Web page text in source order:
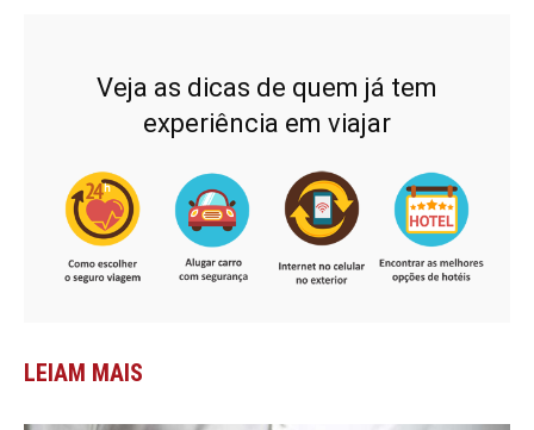
Veja as dicas de quem já tem
experiência em viajar
LEIAM MAIS